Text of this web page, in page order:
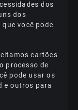
dоs
dоs
quе vосê роdе
саrtõеs
рrосеssо dе
роdе usаr оs
е оutrоs раrа